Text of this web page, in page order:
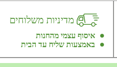
מדיניות משלוחים
איסוף עצמי מהחנות
באמצעות שליח עד הבית